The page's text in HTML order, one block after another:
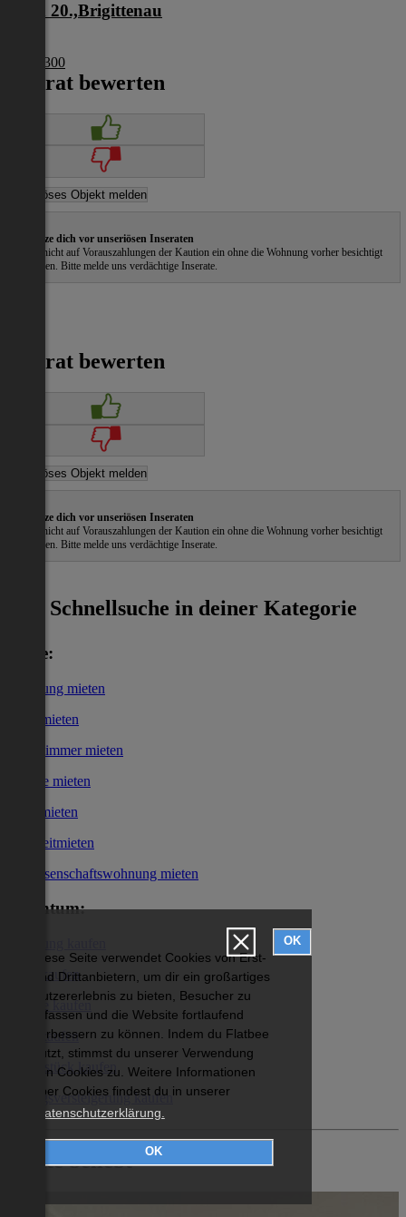
Diese Seite verwendet Cookies von Erst-
und Drittanbietern, um dir ein großartiges
Nutzererlebnis zu bieten, Besucher zu
erfassen und die Website fortlaufend
verbessern zu können. Indem du Flatbee
nutzt, stimmst du unserer Verwendung
von Cookies zu. Weitere Informationen
über Cookies findest du in unserer
Datenschutzerklärung.
OK
OK
Wien 20.,Brigittenau
€ 453 300
Inserat bewerten
Schütze dich vor unseriösen Inseraten
Gehe nicht auf Vorauszahlungen der Kaution ein ohne die Wohnung vorher besichtigt
zu haben. Bitte melde uns verdächtige Inserate.
Inserat bewerten
Schütze dich vor unseriösen Inseraten
Gehe nicht auf Vorauszahlungen der Kaution ein ohne die Wohnung vorher besichtigt
zu haben. Bitte melde uns verdächtige Inserate.
Schnellsuche in deiner Kategorie
Miete:
Wohnung mieten
Haus mieten
WG-Zimmer mieten
Garage mieten
Büro mieten
Kurzzeitmieten
Genossenschaftswohnung mieten
Eigentum:
Haus kaufen
Garage kaufen
Büro kaufen
Grundstück kaufen
Zwangsversteigerung kaufen
Heute beliebt